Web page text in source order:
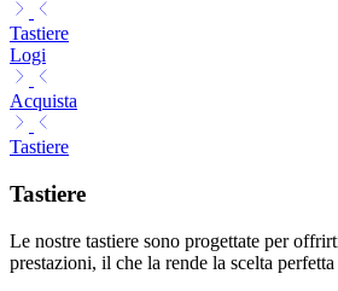
Tastiere
Logi
Acquista
Tastiere
Tastiere
Le nostre tastiere sono progettate per
prestazioni, il che la rende la scelta